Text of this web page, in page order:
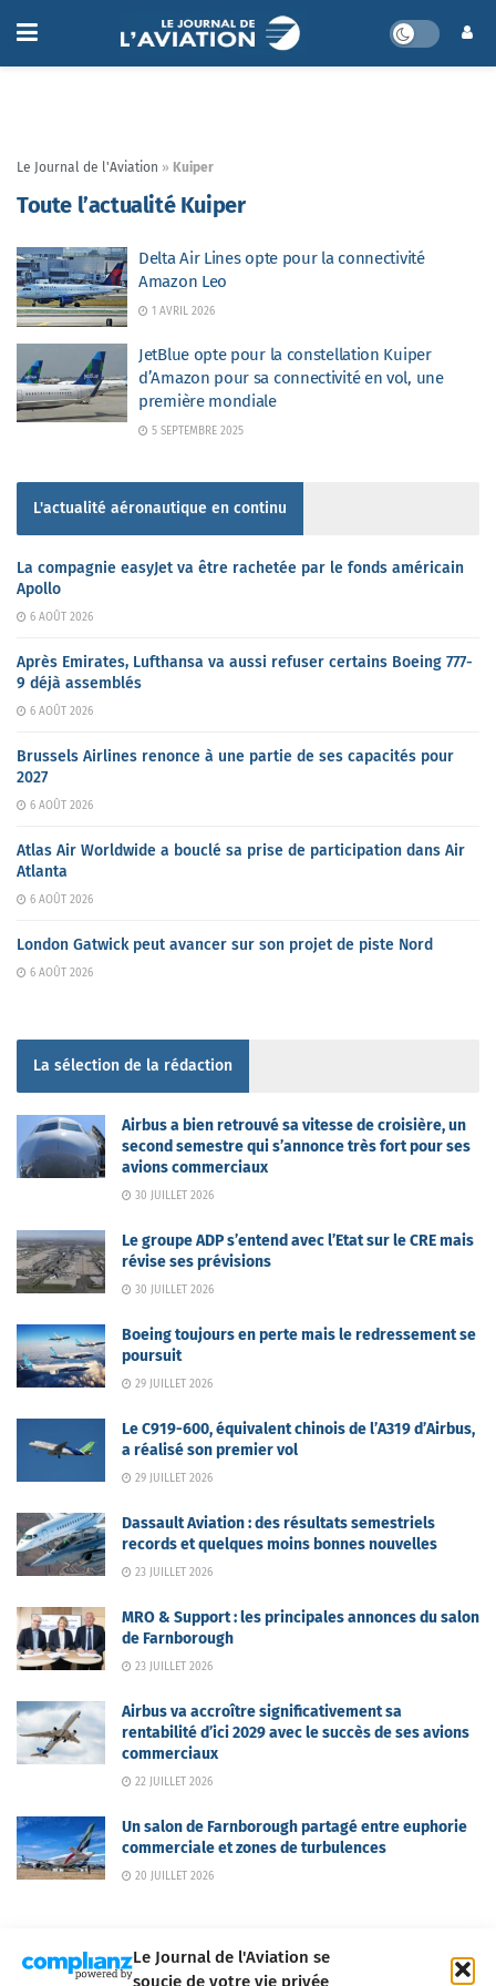
Le Journal de l'Aviation se
soucie de votre vie privée
Le Journal de l'Aviation » Kuiper
Toute l’actualité Kuiper
Delta Air Lines opte pour la connectivité
Amazon Leo
1 AVRIL 2026
JetBlue opte pour la constellation Kuiper
d’Amazon pour sa connectivité en vol, une
première mondiale
5 SEPTEMBRE 2025
L'actualité aéronautique en continu
La compagnie easyJet va être rachetée par le fonds américain
Apollo
6 AOÛT 2026
Après Emirates, Lufthansa va aussi refuser certains Boeing 777-
9 déjà assemblés
6 AOÛT 2026
Brussels Airlines renonce à une partie de ses capacités pour
2027
6 AOÛT 2026
Atlas Air Worldwide a bouclé sa prise de participation dans Air
Atlanta
6 AOÛT 2026
London Gatwick peut avancer sur son projet de piste Nord
6 AOÛT 2026
La sélection de la rédaction
Airbus a bien retrouvé sa vitesse de croisière, un
second semestre qui s’annonce très fort pour ses
avions commerciaux
30 JUILLET 2026
Le groupe ADP s’entend avec l’Etat sur le CRE mais
révise ses prévisions
30 JUILLET 2026
Boeing toujours en perte mais le redressement se
poursuit
29 JUILLET 2026
Le C919-600, équivalent chinois de l’A319 d’Airbus,
a réalisé son premier vol
29 JUILLET 2026
Dassault Aviation : des résultats semestriels
records et quelques moins bonnes nouvelles
23 JUILLET 2026
MRO & Support : les principales annonces du salon
de Farnborough
23 JUILLET 2026
Airbus va accroître significativement sa
rentabilité d’ici 2029 avec le succès de ses avions
commerciaux
22 JUILLET 2026
Un salon de Farnborough partagé entre euphorie
commerciale et zones de turbulences
20 JUILLET 2026